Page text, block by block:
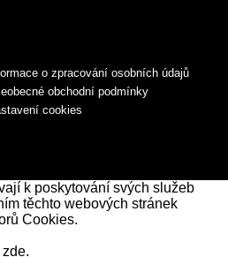
o zpracování osobních údajů
obchodní podmínky
cookies
k poskytování svých služeb
těchto webových stránek
Cookies.